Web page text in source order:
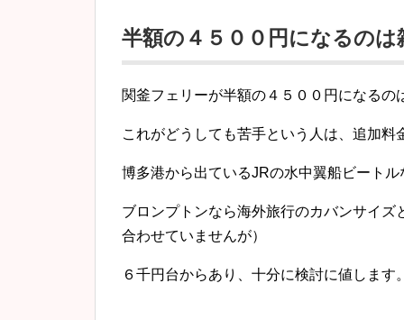
半額の４５００円になるのは
関釜フェリーが半額の４５００円になるの
これがどうしても苦手という人は、追加料
博多港から出ているJRの水中翼船ビート
ブロンプトンなら海外旅行のカバンサイ
合わせていませんが）
６千円台からあり、十分に検討に値します